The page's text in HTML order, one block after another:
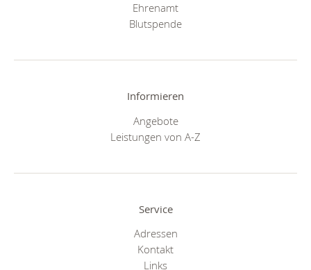
Ehrenamt
Blutspende
Informieren
Angebote
Leistungen von A-Z
Service
Adressen
Kontakt
Links